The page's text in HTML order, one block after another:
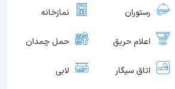
رستوران نمازخانه
اعلام حریق حمل چمدان
اتاق سیگار لابی